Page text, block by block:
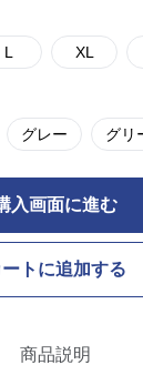
L XL
グレー グリ
入画面に進む
ートに追加する
商品説明